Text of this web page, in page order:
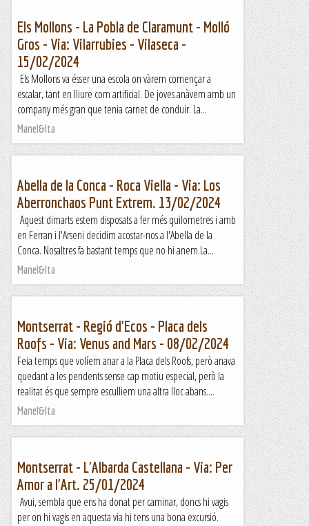
Els Mollons - La Pobla de Claramunt - Molló
Gros - Via: Vilarrubies - Vilaseca -
15/02/2024
Els Mollons va ésser una escola on vàrem començar a
escalar, tant en lliure com artificial. De joves anàvem amb un
company més gran que tenia carnet de conduir. La...
Manel&Ita
Abella de la Conca - Roca Viella - Via: Los
Aberronchaos Punt Extrem. 13/02/2024
Aquest dimarts estem disposats a fer més quilometres i amb
en Ferran i l'Arseni decidim acostar-nos a l'Abella de la
Conca. Nosaltres fa bastant temps que no hi anem.La...
Manel&Ita
Montserrat - Regió d'Ecos - Placa dels
Roofs - Via: Venus and Mars - 08/02/2024
Feia temps que volíem anar a la Placa dels Roofs, però anava
quedant a les pendents sense cap motiu especial, però la
realitat és que sempre esculliem una altra lloc abans....
Manel&Ita
Montserrat - L'Albarda Castellana - Via: Per
Amor a l'Art. 25/01/2024
Avui, sembla que ens ha donat per caminar, doncs hi vagis
per on hi vagis en aquesta via hi tens una bona excursió.